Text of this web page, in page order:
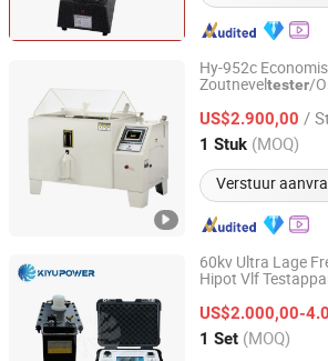
Hy-952c
Zoutneveltester/
US$2.900,00 /
1 Stuk (MOQ)
Verstuur
Dongguan Nanxus Information
Guangdong, China Sinds
60kv Ultra Lage
Hipot Vlf
US$2.000,00-
1 Set (MOQ)
Kiyu Power Wuhan Co., Ltd
Hubei, China Sinds 2018